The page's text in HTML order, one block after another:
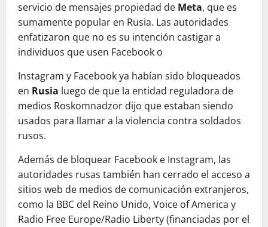
servicio de mensajes propiedad de Meta, que es
sumamente popular en Rusia. Las autoridades
enfatizaron que no es su intención castigar a
individuos que usen Facebook o
Instagram y Facebook ya habían sido bloqueados
en Rusia luego de que la entidad reguladora de
medios Roskomnadzor dijo que estaban siendo
usados para llamar a la violencia contra soldados
rusos.
Además de bloquear Facebook e Instagram, las
autoridades rusas también han cerrado el acceso a
sitios web de medios de comunicación extranjeros,
como la BBC del Reino Unido, Voice of America y
Radio Free Europe/Radio Liberty (financiadas por el